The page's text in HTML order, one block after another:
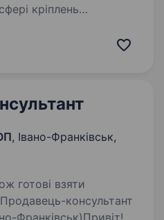
кріплень
автосервісу
, Івано-Франківськ,
готові взяти
Франківськ)Привіт!